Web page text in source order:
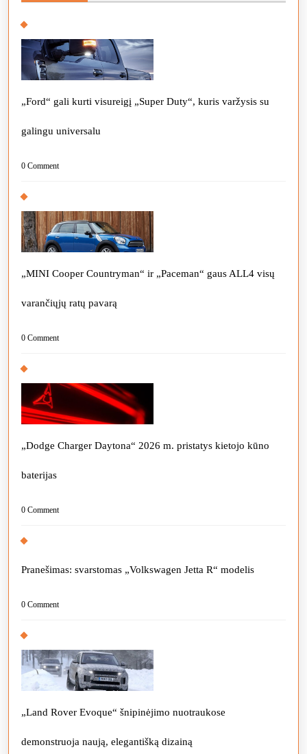
„Ford“ gali kurti visureigį „Super Duty“, kuris varžysis su
galingu universalu
0 Comment
„MINI Cooper Countryman“ ir „Paceman“ gaus ALL4 visų
varančiųjų ratų pavarą
0 Comment
„Dodge Charger Daytona“ 2026 m. pristatys kietojo kūno
baterijas
0 Comment
Pranešimas: svarstomas „Volkswagen Jetta R“ modelis
0 Comment
„Land Rover Evoque“ šnipinėjimo nuotraukose
demonstruoja naują, elegantišką dizainą